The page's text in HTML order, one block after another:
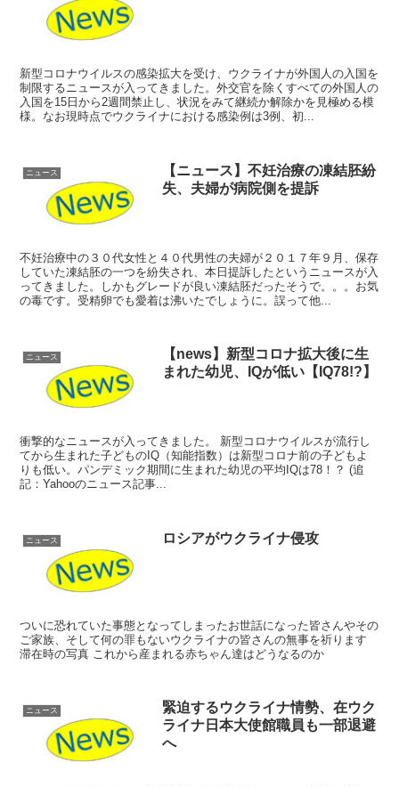
新型コロナウイルスの感染拡大を受け、ウクライナが外国人の入国を
制限するニュースが入ってきました。外交官を除くすべての外国人の
入国を15日から2週間禁止し、状況をみて継続か解除かを見極める模
様。なお現時点でウクライナにおける感染例は3例、初...
ニュース
【ニュース】不妊治療の凍結胚紛
失、夫婦が病院側を提訴
不妊治療中の３０代女性と４０代男性の夫婦が２０１７年９月、保存
していた凍結胚の一つを紛失され、本日提訴したというニュースが入
ってきました。しかもグレードが良い凍結胚だったそうで。。。お気
の毒です。受精卵でも愛着は沸いたでしょうに。誤って他...
ニュース
【news】新型コロナ拡大後に生
まれた幼児、IQが低い【IQ78!?】
衝撃的なニュースが入ってきました。 新型コロナウイルスが流行し
てから生まれた子どものIQ（知能指数）は新型コロナ前の子どもよ
りも低い。パンデミック期間に生まれた幼児の平均IQは78！？ (追
記：Yahooのニュース記事...
ニュース ロシアがウクライナ侵攻
ついに恐れていた事態となってしまったお世話になった皆さんやその
ご家族、そして何の罪もないウクライナの皆さんの無事を祈ります
滞在時の写真 これから産まれる赤ちゃん達はどうなるのか
ニュース
緊迫するウクライナ情勢、在ウク
ライナ日本大使館職員も一部退避
へ